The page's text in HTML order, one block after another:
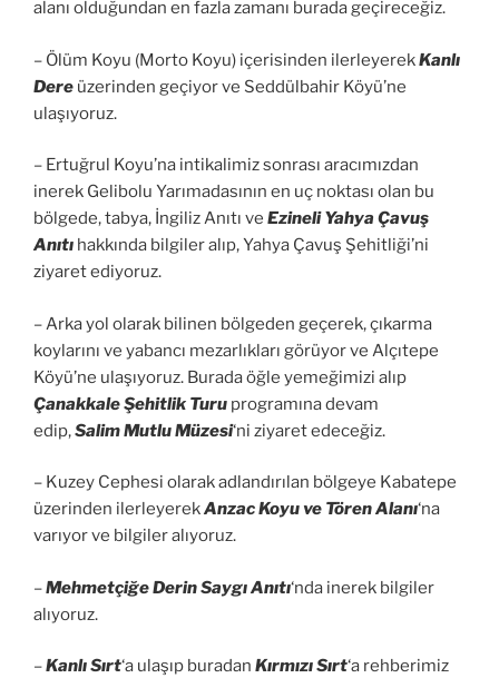
alanı olduğundan en fazla zamanı burada geçireceğiz.
– Ölüm Koyu (Morto Koyu) içerisinden ilerleyerekKanlı
Dere üzerinden geçiyor ve Seddülbahir Köyü’ne
ulaşıyoruz.
– Ertuğrul Koyu’na intikalimiz sonrası aracımızdan
inerek Gelibolu Yarımadasının en uç noktası olan bu
bölgede, tabya, İngiliz Anıtı ve Ezineli Yahya Çavuş
Anıtı hakkında bilgiler alıp, Yahya Çavuş Şehitliği’ni
ziyaret ediyoruz.
– Arka yol olarak bilinen bölgeden geçerek, çıkarma
koylarını ve yabancı mezarlıkları görüyor ve Alçıtepe
Köyü’ne ulaşıyoruz. Burada öğle yemeğimizi alıp
Çanakkale Şehitlik Turu programına devam
edip,Salim Mutlu Müzesi‘ni ziyaret edeceğiz.
– Kuzey Cephesi olarak adlandırılan bölgeye Kabatepe
üzerinden ilerleyerekAnzac Koyu ve Tören Alanı‘na
varıyor ve bilgiler alıyoruz.
–Mehmetçiğe Derin Saygı Anıtı‘nda inerek bilgiler
alıyoruz.
–Kanlı Sırt‘a ulaşıp buradan Kırmızı Sırt‘a rehberimiz